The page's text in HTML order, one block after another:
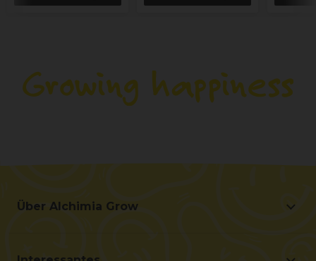
Über Alchimia Grow
Lage und Kontakt